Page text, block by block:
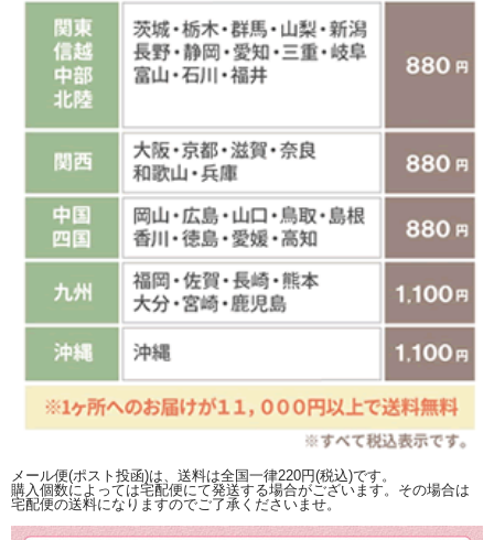
メール便(ポスト投函)は、送料は全国一律220円(税込)です。
購入個数によっては宅配便にて発送する場合がございます。その場合は
宅配便の送料になりますのでご了承くださいませ。